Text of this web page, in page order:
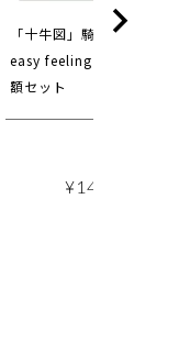
「十牛図」騎牛帰家
easy feeling
額セット
¥14,850